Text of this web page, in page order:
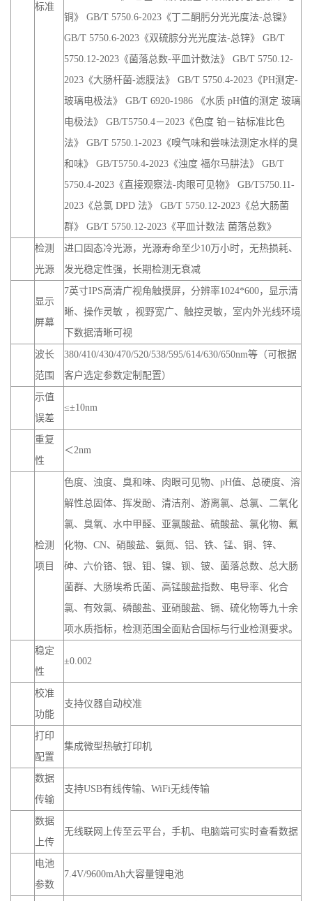
标准
铜》 GB/T 5750.6-2023《丁二酮肟分光光度法-总镍》
GB/T 5750.6-2023《双硫腙分光光度法-总锌》 GB/T
5750.12-2023《菌落总数-平皿计数法》 GB/T 5750.12-
2023《大肠杆菌-滤膜法》 GB/T 5750.4-2023《PH测定-
玻璃电极法》 GB/T 6920-1986 《水质 pH值的测定 玻璃
电极法》 GB/T5750.4－2023《色度 铂－钴标准比色
法》 GB/T 5750.1-2023《嗅气味和尝味法测定水样的臭
和味》 GB/T5750.4-2023《浊度 福尔马肼法》 GB/T
5750.4-2023《直接观察法-肉眼可见物》 GB/T5750.11-
2023《总氯 DPD 法》 GB/T 5750.12-2023《总大肠菌
群》 GB/T 5750.12-2023《平皿计数法 菌落总数》
检测
光源
进口固态冷光源，光源寿命至少10万小时，无热损耗、
发光稳定性强，长期检测无衰减
显示
屏幕
7英寸IPS高清广视角触摸屏，分辨率1024*600，显示清
晰、操作灵敏 ，视野宽广、触控灵敏，室内外光线环境
下数据清晰可视
波长
范围
380/410/430/470/520/538/595/614/630/650nm等（可根据
客户选定参数定制配置）
示值
误差
≤±10nm
重复
性
＜2nm
检测
项目
色度、浊度、臭和味、肉眼可见物、pH值、总硬度、溶
解性总固体、挥发酚、清洁剂、游离氯、总氯、二氧化
氯、臭氧、水中甲醛、亚氯酸盐、硫酸盐、氯化物、氟
化物、CN、硝酸盐、氨氮、铝、铁、锰、铜、锌、
砷、六价铬、银、钼、镍、钡、铍、菌落总数、总大肠
菌群、大肠埃希氏菌、高锰酸盐指数、电导率、化合
氯、有效氯、磷酸盐、亚硝酸盐、镉、硫化物等九十余
项水质指标，检测范围全面贴合国标与行业检测要求。
稳定
性
±0.002
校准
功能
支持仪器自动校准
打印
配置
集成微型热敏打印机
数据
传输
支持USB有线传输、WiFi无线传输
数据
上传
无线联网上传至云平台，手机、电脑端可实时查看数据
电池
参数
7.4V/9600mAh大容量锂电池